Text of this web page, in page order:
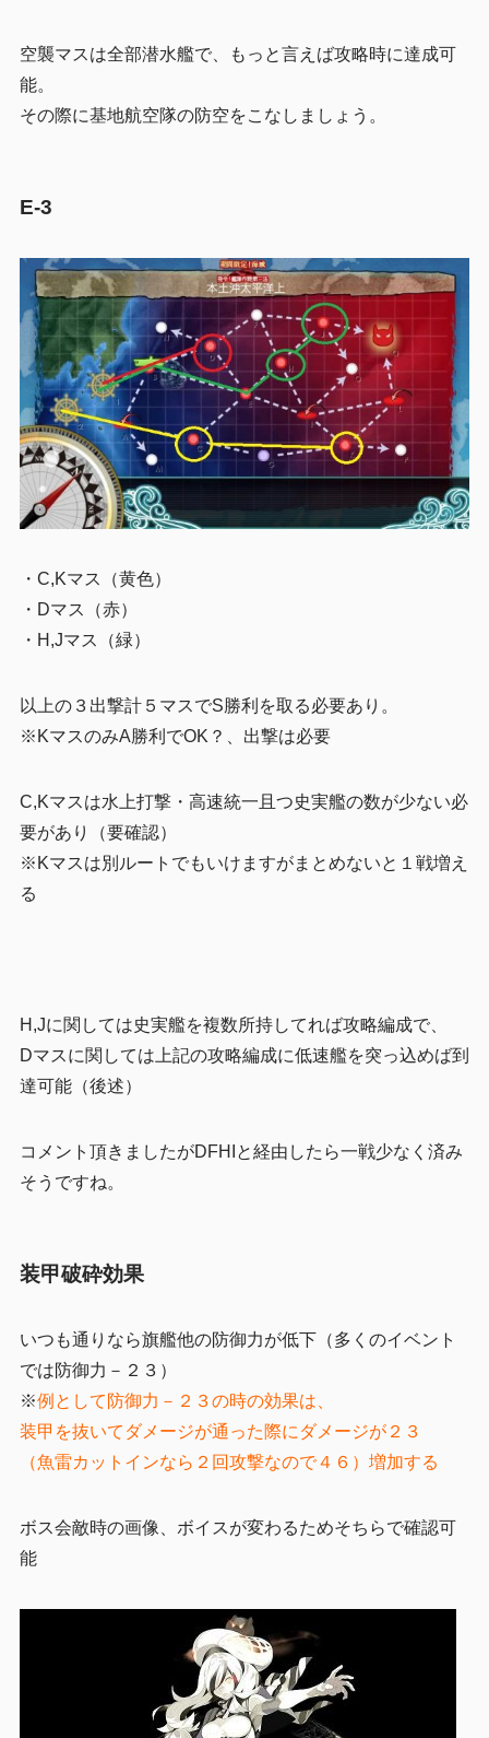
空襲マスは全部潜水艦で、もっと言えば攻略時に達成可
能。
その際に基地航空隊の防空をこなしましょう。
E-3
・C,Kマス（黄色）
・Dマス（赤）
・H,Jマス（緑）
以上の３出撃計５マスでS勝利を取る必要あり。
※KマスのみA勝利でOK？、出撃は必要
C,Kマスは水上打撃・高速統一且つ史実艦の数が少ない必
要があり（要確認）
※Kマスは別ルートでもいけますがまとめないと１戦増え
る
H,Jに関しては史実艦を複数所持してれば攻略編成で、
Dマスに関しては上記の攻略編成に低速艦を突っ込めば到
達可能（後述）
コメント頂きましたがDFHIと経由したら一戦少なく済み
そうですね。
装甲破砕効果
いつも通りなら旗艦他の防御力が低下（多くのイベント
では防御力－２３）
※例として防御力－２３の時の効果は、
装甲を抜いてダメージが通った際にダメージが２３
（魚雷カットインなら２回攻撃なので４６）増加する
ボス会敵時の画像、ボイスが変わるためそちらで確認可
能